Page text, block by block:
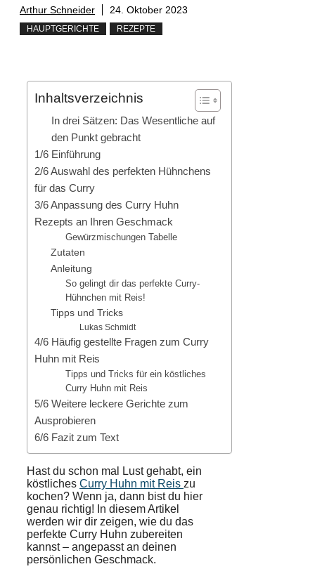
Arthur Schneider 24. Oktober 2023
HAUPTGERICHTE REZEPTE
Inhaltsverzeichnis
In drei Sätzen: Das Wesentliche auf
den Punkt gebracht
1/6 Einführung
2/6 Auswahl des perfekten Hühnchens
für das Curry
3/6 Anpassung des Curry Huhn
Rezepts an Ihren Geschmack
Gewürzmischungen Tabelle
Zutaten
Anleitung
So gelingt dir das perfekte Curry-
Hühnchen mit Reis!
Tipps und Tricks
Lukas Schmidt
4/6 Häufig gestellte Fragen zum Curry
Huhn mit Reis
Tipps und Tricks für ein köstliches
Curry Huhn mit Reis
5/6 Weitere leckere Gerichte zum
Ausprobieren
6/6 Fazit zum Text
Hast du schon mal Lust gehabt, ein
köstliches Curry Huhn mit Reis zu
kochen? Wenn ja, dann bist du hier
genau richtig! In diesem Artikel
werden wir dir zeigen, wie du das
perfekte Curry Huhn zubereiten
kannst – angepasst an deinen
persönlichen Geschmack.